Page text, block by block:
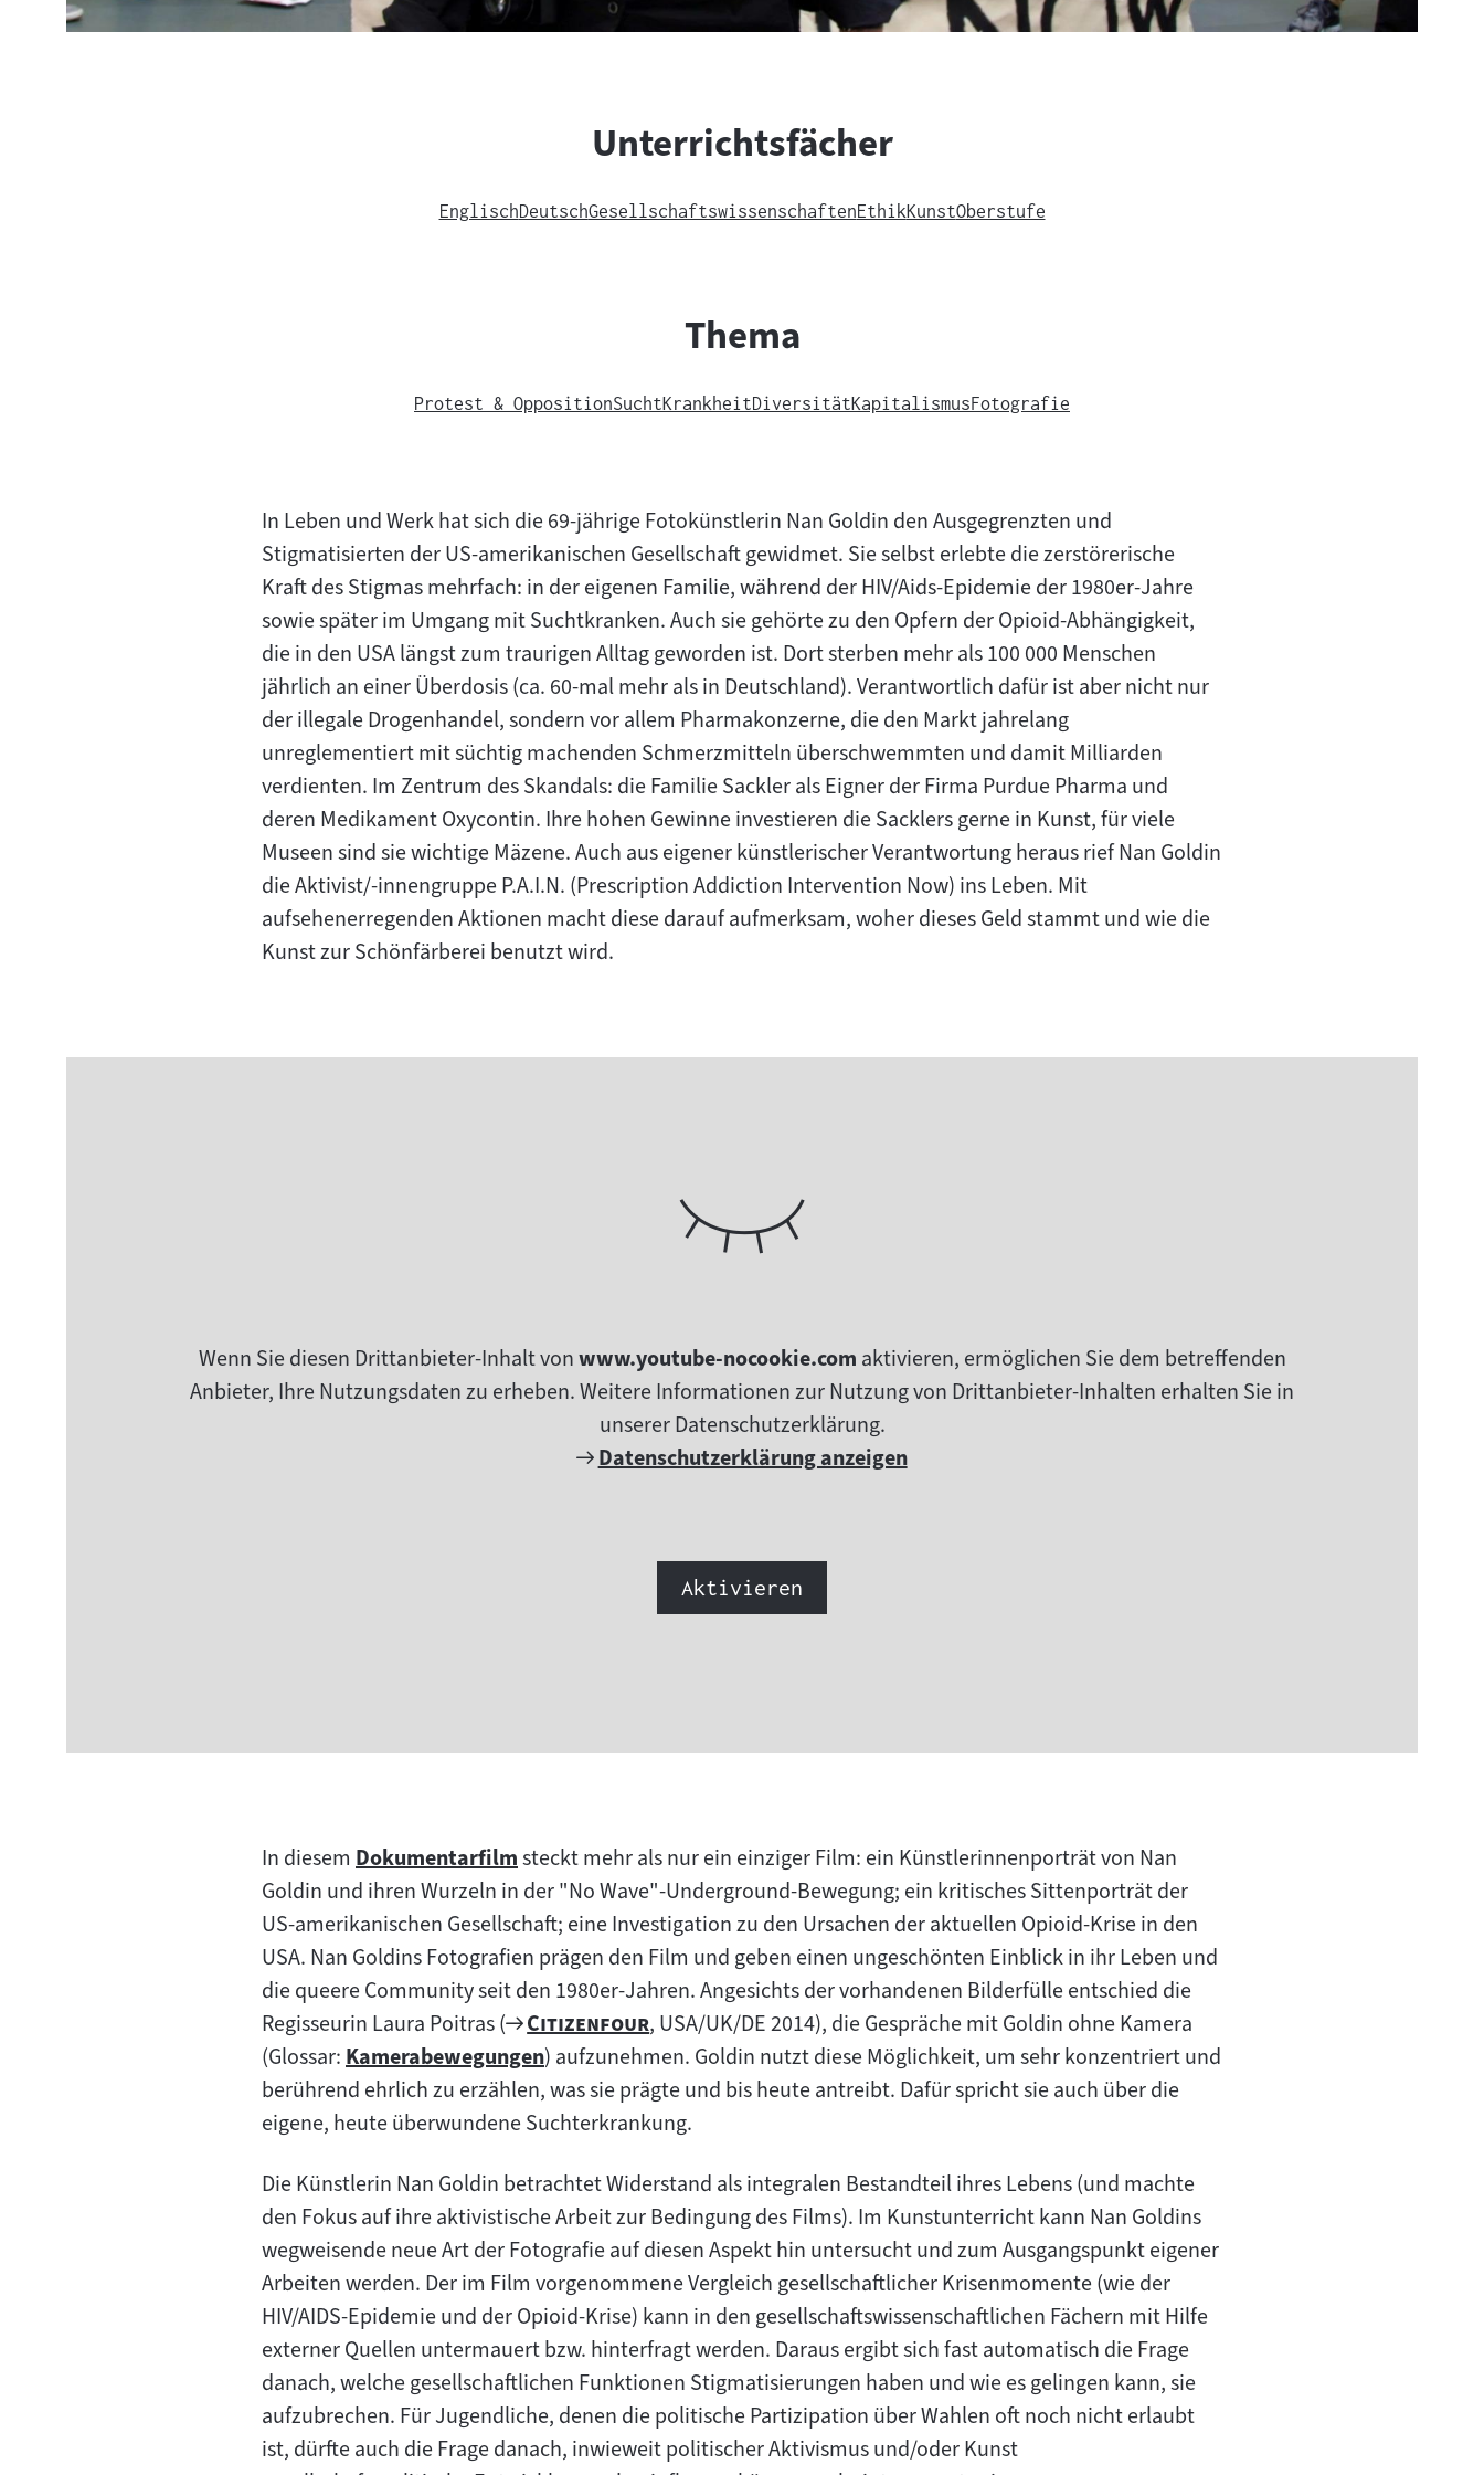
Unterrichtsfächer
EnglischDeutschGesellschaftswissenschaftenEthikKunstOberstufe
Thema
Protest & OppositionSuchtKrankheitDiversitätKapitalismusFotografie
In Leben und Werk hat sich die 69-jährige Fotokünstlerin Nan Goldin den Ausgegrenzten und
Stigmatisierten der US-amerikanischen Gesellschaft gewidmet. Sie selbst erlebte die zerstörerische
Kraft des Stigmas mehrfach: in der eigenen Familie, während der HIV/Aids-Epidemie der 1980er-Jahre
sowie später im Umgang mit Suchtkranken. Auch sie gehörte zu den Opfern der Opioid-Abhängigkeit,
die in den USA längst zum traurigen Alltag geworden ist. Dort sterben mehr als 100 000 Menschen
jährlich an einer Überdosis (ca. 60-mal mehr als in Deutschland). Verantwortlich dafür ist aber nicht nur
der illegale Drogenhandel, sondern vor allem Pharmakonzerne, die den Markt jahrelang
unreglementiert mit süchtig machenden Schmerzmitteln überschwemmten und damit Milliarden
verdienten. Im Zentrum des Skandals: die Familie Sackler als Eigner der Firma Purdue Pharma und
deren Medikament Oxycontin. Ihre hohen Gewinne investieren die Sacklers gerne in Kunst, für viele
Museen sind sie wichtige Mäzene. Auch aus eigener künstlerischer Verantwortung heraus rief Nan Goldin
die Aktivist/-innengruppe P.A.I.N. (Prescription Addiction Intervention Now) ins Leben. Mit
aufsehenerregenden Aktionen macht diese darauf aufmerksam, woher dieses Geld stammt und wie die
Kunst zur Schönfärberei benutzt wird.
Wenn Sie diesen Drittanbieter-Inhalt vonwww.youtube-nocookie.com aktivieren, ermöglichen Sie dem betreffenden
Anbieter, Ihre Nutzungsdaten zu erheben. Weitere Informationen zur Nutzung von Drittanbieter-Inhalten erhalten Sie in
unserer Datenschutzerklärung.
Externer
Datenschutzerklärung anzeigen
Aktivieren
In diesem Zum
Inhalt:
Dokumentarfilmsteckt mehr als nur ein einziger Film: ein Künstlerinnenporträt von Nan
Goldin und ihren Wurzeln in der "No Wave"-Underground-Bewegung; ein kritisches Sittenporträt der
US-amerikanischen Gesellschaft; eine Investigation zu den Ursachen der aktuellen Opioid-Krise in den
USA. Nan Goldins Fotografien prägen den Film und geben einen ungeschönten Einblick in ihr Leben und
die queere Community seit den 1980er-Jahren. Angesichts der vorhandenen Bilderfülle entschied die
Regisseurin Laura Poitras (
Zum
Filmarchiv:
"
Citizenfour"
, USA/UK/DE 2014), die Gespräche mit Goldin ohne Kamera
(Glossar:Zum
Inhalt:
Kamerabewegungen) aufzunehmen. Goldin nutzt diese Möglichkeit, um sehr konzentriert und
berührend ehrlich zu erzählen, was sie prägte und bis heute antreibt. Dafür spricht sie auch über die
eigene, heute überwundene Suchterkrankung.
Die Künstlerin Nan Goldin betrachtet Widerstand als integralen Bestandteil ihres Lebens (und machte
den Fokus auf ihre aktivistische Arbeit zur Bedingung des Films). Im Kunstunterricht kann Nan Goldins
wegweisende neue Art der Fotografie auf diesen Aspekt hin untersucht und zum Ausgangspunkt eigener
Arbeiten werden. Der im Film vorgenommene Vergleich gesellschaftlicher Krisenmomente (wie der
HIV/AIDS-Epidemie und der Opioid-Krise) kann in den gesellschaftswissenschaftlichen Fächern mit Hilfe
externer Quellen untermauert bzw. hinterfragt werden. Daraus ergibt sich fast automatisch die Frage
danach, welche gesellschaftlichen Funktionen Stigmatisierungen haben und wie es gelingen kann, sie
aufzubrechen. Für Jugendliche, denen die politische Partizipation über Wahlen oft noch nicht erlaubt
ist, dürfte auch die Frage danach, inwieweit politischer Aktivismus und/oder Kunst